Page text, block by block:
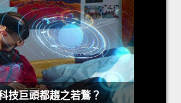
技巨頭都趨之若鶩？